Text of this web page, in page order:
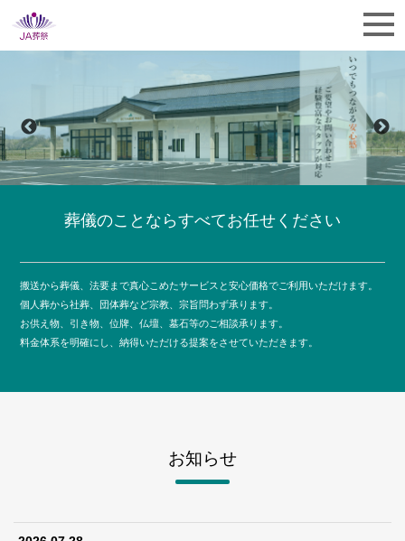
葬儀のことならすべてお任せください
搬送から葬儀、法要まで真心こめたサービスと安心価格でご利用いただけます。
個人葬から社葬、団体葬など宗教、宗旨問わず承ります。
お供え物、引き物、位牌、仏壇、墓石等のご相談承ります。
料金体系を明確にし、納得いただける提案をさせていただきます。
お知らせ